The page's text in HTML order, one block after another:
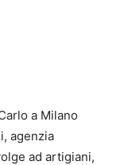
a Milano
agenzia
ad artigiani,